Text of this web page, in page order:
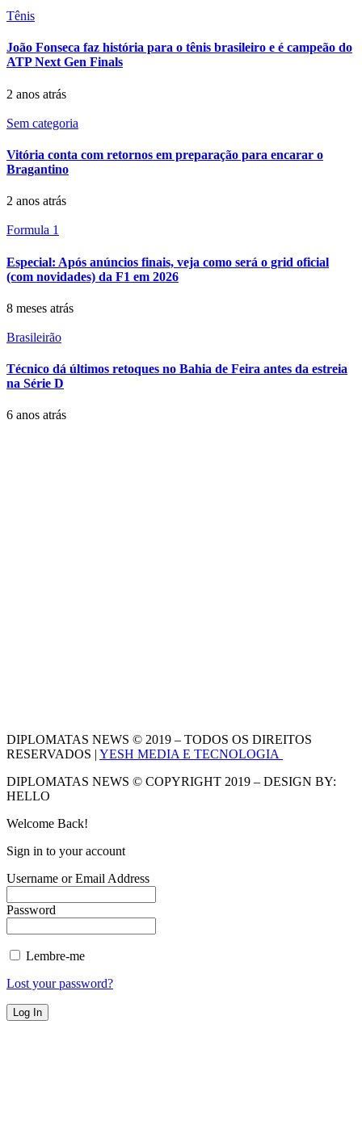
Tênis
João Fonseca faz história para o tênis brasileiro e é campeão do
ATP Next Gen Finals
2 anos atrás
Sem categoria
Vitória conta com retornos em preparação para encarar o
Bragantino
2 anos atrás
Formula 1
Especial: Após anúncios finais, veja como será o grid oficial
(com novidades) da F1 em 2026
8 meses atrás
Brasileirão
Técnico dá últimos retoques no Bahia de Feira antes da estreia
na Série D
6 anos atrás
DIPLOMATAS NEWS © 2019 – TODOS OS DIREITOS
RESERVADOS | YESH MEDIA E TECNOLOGIA
DIPLOMATAS NEWS © COPYRIGHT 2019 – DESIGN BY:
HELLO
Welcome Back!
Sign in to your account
Username or Email Address
Password
Lembre-me
Lost your password?